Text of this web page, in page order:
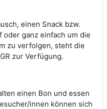
einen Snack bzw.
oder ganz einfach um die
zu verfolgen, steht die
zur Verfügung.
einen Bon und essen
innen können sich